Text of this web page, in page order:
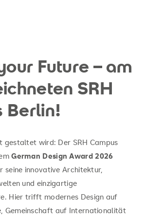
Future – am
SRH
Berlin!
gestaltet wird: Der SRH Campus
German Design Award 2026
seine innovative Architektur,
und einzigartige
Hier trifft modernes Design auf
Gemeinschaft auf Internationalität